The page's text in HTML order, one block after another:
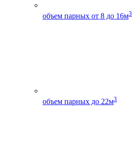
объем парных от 8 до 16м3
объем парных до 22м3